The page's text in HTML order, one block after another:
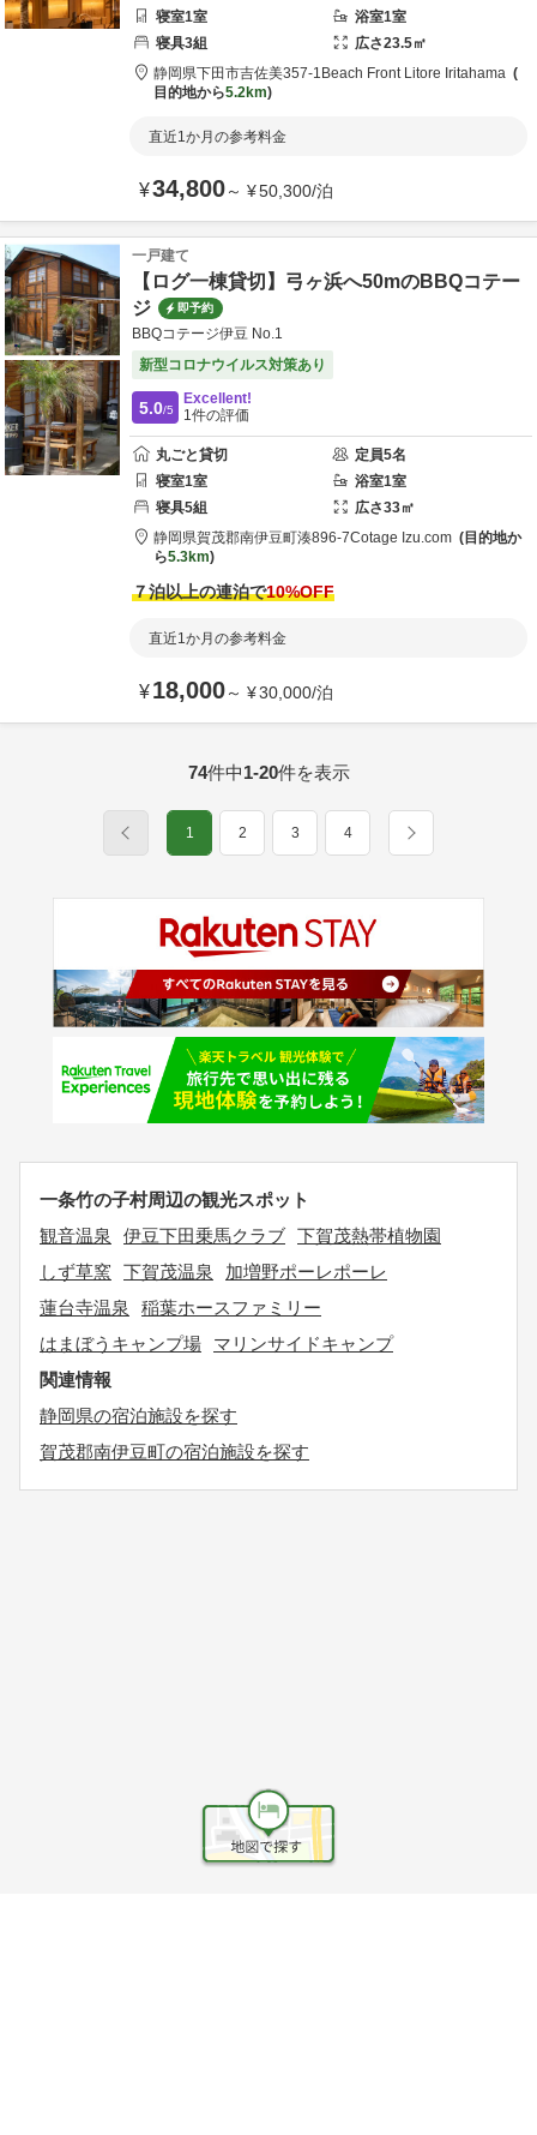
寝室1室 浴室1室
寝具3組 広さ23.5㎡
静岡県下田市吉佐美357-1 Beach Front Litore Iritahama
目的地から5.2km
直近1か月の参考料金
¥34,800～ ¥50,300/泊
一戸建て
【ログ一棟貸切】弓ヶ浜へ50mのBBQコテー
ジ
即予約
BBQコテージ伊豆 No.1
新型コロナウイルス対策あり
5.0/5
Excellent!
1件の評価
丸ごと貸切 定員5名
寝室1室 浴室1室
寝具5組 広さ33㎡
静岡県賀茂郡南伊豆町湊896-7Cotage Izu.com
目的地か
ら5.3km
７泊以上の連泊で10%OFF
直近1か月の参考料金
¥18,000～ ¥30,000/泊
74件中1-20件を表示
1 2 3 4
一条竹の子村周辺の観光スポット
観音温泉
伊豆下田乗馬クラブ 下賀茂熱帯植物園
しず草窯
下賀茂温泉
加増野ポーレポーレ
蓮台寺温泉
稲葉ホースファミリー
はまぼうキャンプ場
マリンサイドキャンプ
関連情報
静岡県の宿泊施設を探す
賀茂郡南伊豆町の宿泊施設を探す